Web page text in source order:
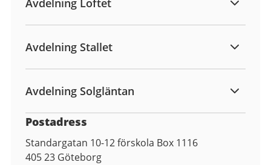
Avdelning Stallet
Avdelning Solgläntan
Postadress
Standargatan 10-12 förskola Box 1116
405 23 Göteborg